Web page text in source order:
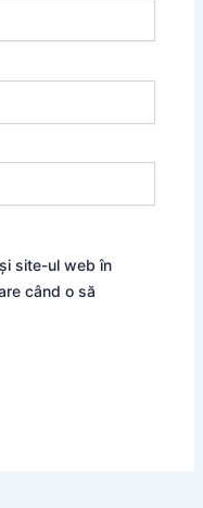
site-ul web în
când o să